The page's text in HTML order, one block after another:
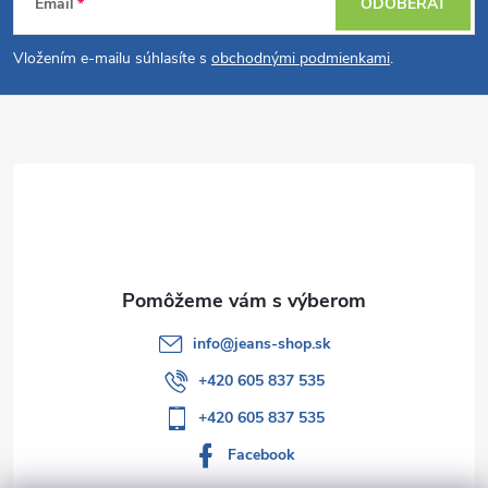
á
p
Vložením e-mailu súhlasíte s obchodnými podmienkami.
info@jeans-shop.sk
+420 605 837 535
+420 605 837 535
Facebook